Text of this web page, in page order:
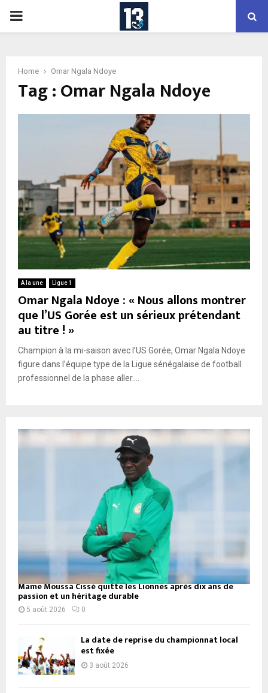
PRIMARY
Home Omar Ngala Ndoye
Tag : Omar Ngala Ndoye
A la une Ligue 1
Omar Ngala Ndoye : « Nous allons montrer
que l’US Gorée est un sérieux prétendant
au titre ! »
Champion à la mi-saison avec l’US Gorée, Omar Ngala Ndoye
figure dans l’équipe type de la Ligue sénégalaise de football
professionnel de la phase aller....
Mame Moussa Cissé quitte les Lionnes après dix ans de
passion et un héritage durable
5 août 2026 0
La date de reprise du championnat local
est fixée
3 août 2026